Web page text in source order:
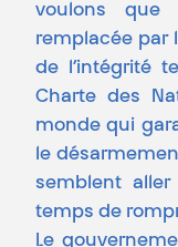
voulons
remplacée par
de l’intégrité
Charte des
monde qui
le
semblent
temps de
Le